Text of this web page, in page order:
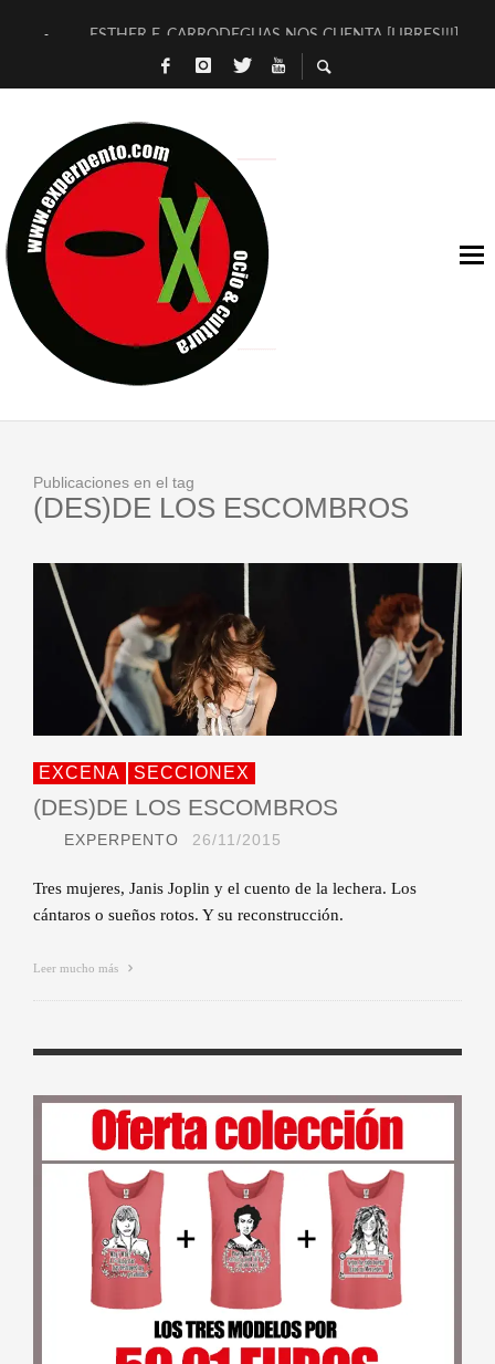
ESTHER F. CARRODEGUAS NOS CUENTA [LIBRES!!!]
[TERRA DE GUAPES] DE SANDRA MONFORT
TIMBRE 4, LA ESCUELA DEL DIRECTOR TEATRAL CLAUDIO
30 AÑOS (NO ES NADA) DE LA KATARSIS DEL TOMATAZO
MILITARES JUDÍAS EN #EXVITA
D’BALDOMEROS REINVENTAN [BITÁCORA 3.0] EN EXVITA
MARSHALL FLASH PRESENTA EN EXVITA [RELATIVA
JOFRE BARDAGÍ EN EXVITA INTERPRETANDO A SERRAT
Publicaciones en el tag
(DES)DE LOS ESCOMBROS
EXCENA SECCIONEX
(DES)DE LOS ESCOMBROS
EXPERPENTO 26/11/2015
Tres mujeres, Janis Joplin y el cuento de la lechera. Los
cántaros o sueños rotos. Y su reconstrucción.
Leer mucho más